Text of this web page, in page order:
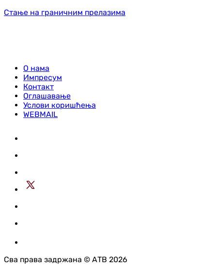
Стање на граничним прелазима
О нама
Импресум
Контакт
Оглашавање
Услови коришћења
WEBMAIL
Сва права задржана © АТВ 2026